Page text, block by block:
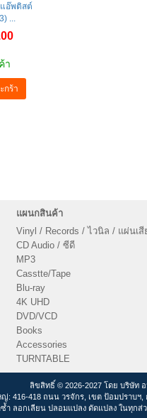
อ๊พติสต์
...
า
กร้า
แผนกสินค้า
Vinyl / Records / ไวนิล / แผ่นเสี
CD Audio / ซีดี
MP3
Casstte/Tape
Blu-ray
4K UHD
DVD/VCD
Books
Accessories
TURNTABLE
ลิขสิทธิ์ © 2026-2027 โดย บริษัท
: 416-418 ถนน วรจักร, เขต ป้อมปราบฯ,
ำ ลอกเลียน ปลอมแปลง ดัดแปลง ในทุกส่